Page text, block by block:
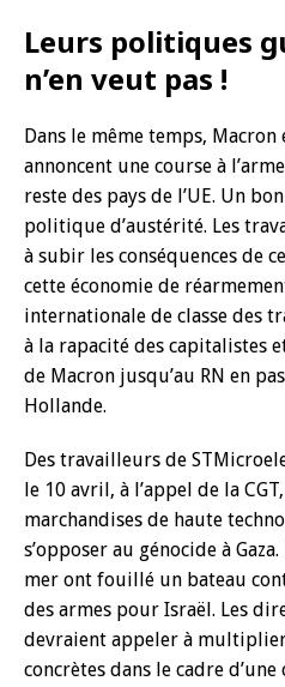
Leurs politiques
n’en veut pas !
Dans le même temps,
annoncent une course à
reste des pays de l’UE. Un
politique d’austérité. Les
à subir les conséquences de
cette économie de
internationale de classe des
à la rapacité des capitalistes
de Macron jusqu’au RN en
Hollande.
Des travailleurs de
le 10 avril, à l’appel de la
marchandises de haute
s’opposer au génocide à
mer ont fouillé un bateau
des armes pour Israël. Les
devraient appeler à multiplier
concrètes dans le cadre